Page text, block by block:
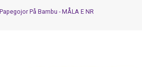
Papegojor På Bambu - MÅLA E NR